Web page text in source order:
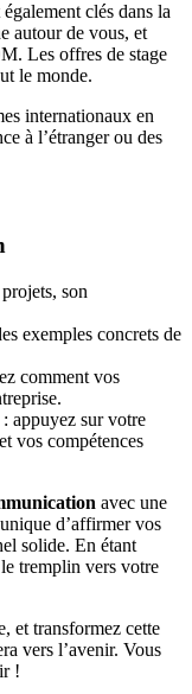
clés dans la
autour de vous, et
Les offres de stage
le monde.
internationaux en
à l’étranger ou des
son
exemples concrets de
comment vos
appuyez sur votre
vos compétences
avec une
d’affirmer vos
solide. En étant
tremplin vers votre
et transformez cette
vers l’avenir. Vous
!